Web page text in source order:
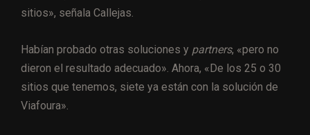
sitios», señala Callejas.
Habían probado otras soluciones y partners, «pero no
dieron el resultado adecuado». Ahora, «De los 25 o 30
sitios que tenemos, siete ya están con la solución de
Viafoura».